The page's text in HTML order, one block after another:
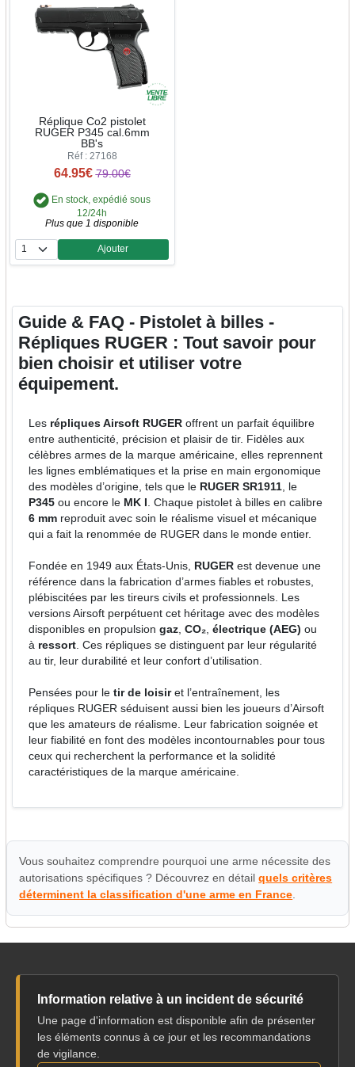
Réplique Co2 pistolet
RUGER P345 cal.6mm
BB's
Réf : 27168
64.95€ 79.00€
En stock, expédié sous
12/24h
Plus que 1 disponible
Quantité
Ajouter
Guide & FAQ - Pistolet à billes -
Répliques RUGER : Tout savoir pour
bien choisir et utiliser votre
équipement.
Les répliques Airsoft RUGER offrent un parfait équilibre
entre authenticité, précision et plaisir de tir. Fidèles aux
célèbres armes de la marque américaine, elles reprennent
les lignes emblématiques et la prise en main ergonomique
des modèles d’origine, tels que le RUGER SR1911, le
P345 ou encore le MK I . Chaque pistolet à billes en calibre
6 mm reproduit avec soin le réalisme visuel et mécanique
qui a fait la renommée de RUGER dans le monde entier.
Fondée en 1949 aux États-Unis, RUGER est devenue une
référence dans la fabrication d’armes fiables et robustes,
plébiscitées par les tireurs civils et professionnels. Les
versions Airsoft perpétuent cet héritage avec des modèles
disponibles en propulsiongaz,CO₂,électrique (AEG) ou
à ressort. Ces répliques se distinguent par leur régularité
au tir, leur durabilité et leur confort d’utilisation.
Pensées pour letir de loisiret l’entraînement, les
répliques RUGER séduisent aussi bien les joueurs d’Airsoft
que les amateurs de réalisme. Leur fabrication soignée et
leur fiabilité en font des modèles incontournables pour tous
ceux qui recherchent la performance et la solidité
caractéristiques de la marque américaine.
Vous souhaitez comprendre pourquoi une arme nécessite des
autorisations spécifiques ? Découvrez en détailquels critères
déterminent la classification d'une arme en France
Information relative à un incident de sécurité
Une page d'information est disponible afin de présenter
les éléments connus à ce jour et les recommandations
de vigilance.